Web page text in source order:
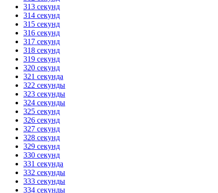
313 секунд
314 секунд
315 секунд
316 секунд
317 секунд
318 секунд
319 секунд
320 секунд
321 секунда
322 секунды
323 секунды
324 секунды
325 секунд
326 секунд
327 секунд
328 секунд
329 секунд
330 секунд
331 секунда
332 секунды
333 секунды
334 секунды